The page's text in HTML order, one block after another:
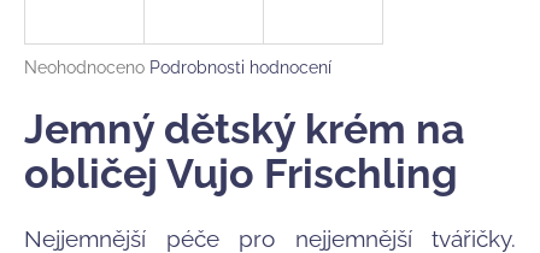
Průměrné
produktu
je
z
hvězdiček.
Neohodnoceno Podrobnosti hodnocení
Jemný dětský krém na
obličej Vujo Frischling
Nejjemnější péče pro nejjemnější tvářičky.
j